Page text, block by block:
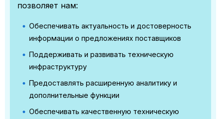
позволяет нам:
Обеспечивать актуальность и достоверность
информации о предложениях поставщиков
Поддерживать и развивать техническую
инфраструктуру
Предоставлять расширенную аналитику и
дополнительные функции
Обеспечивать качественную техническую